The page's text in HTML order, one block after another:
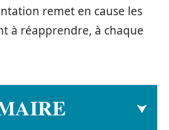
remet en cause les
à réapprendre, à chaque